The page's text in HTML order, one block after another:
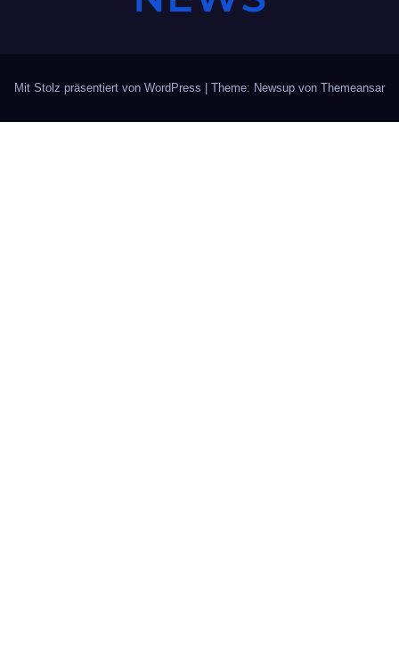
Mit Stolz präsentiert von WordPress Theme: Newsup von Themeansar